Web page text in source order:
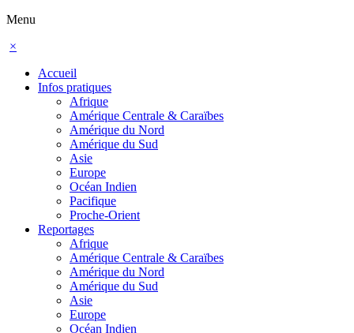
Menu
×
Accueil
Infos pratiques
Afrique
Amérique Centrale & Caraïbes
Amérique du Nord
Amérique du Sud
Asie
Europe
Océan Indien
Pacifique
Proche-Orient
Reportages
Afrique
Amérique Centrale & Caraïbes
Amérique du Nord
Amérique du Sud
Asie
Europe
Océan Indien